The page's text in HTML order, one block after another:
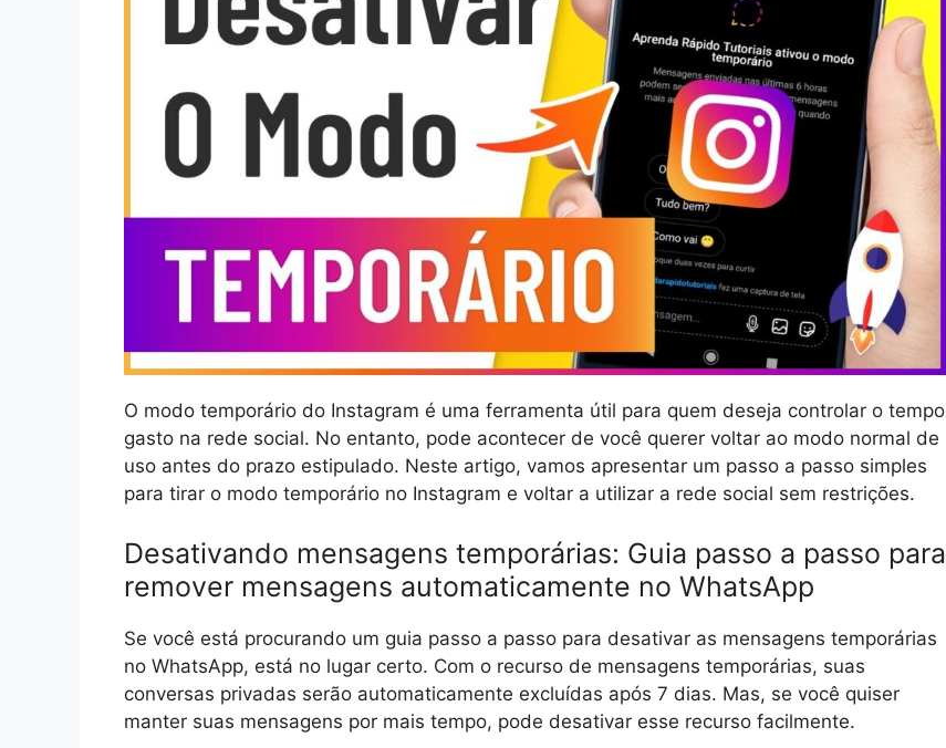
O modo temporário do Instagram é uma ferramenta útil para quem deseja controlar o tempo
gasto na rede social. No entanto, pode acontecer de você querer voltar ao modo normal de
uso antes do prazo estipulado. Neste artigo, vamos apresentar um passo a passo simples
para tirar o modo temporário no Instagram e voltar a utilizar a rede social sem restrições.
Desativando mensagens temporárias: Guia passo a passo para
remover mensagens automaticamente no WhatsApp
Se você está procurando um guia passo a passo para desativar as mensagens temporárias
no WhatsApp, está no lugar certo. Com o recurso de mensagens temporárias, suas
conversas privadas serão automaticamente excluídas após 7 dias. Mas, se você quiser
manter suas mensagens por mais tempo, pode desativar esse recurso facilmente.